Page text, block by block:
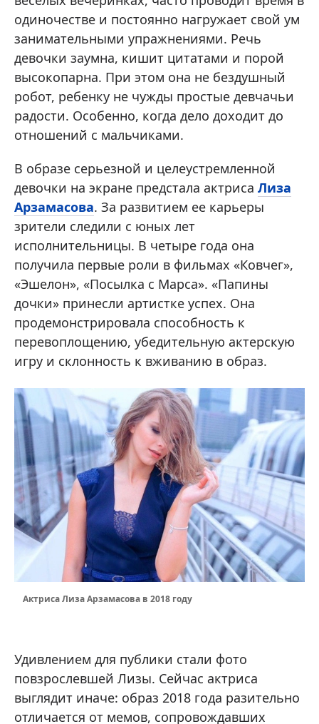
одиночестве и постоянно нагружает свой ум
занимательными упражнениями. Речь
девочки заумна, кишит цитатами и порой
высокопарна. При этом она не бездушный
робот, ребенку не чужды простые девчачьи
радости. Особенно, когда дело доходит до
отношений с мальчиками.
В образе серьезной и целеустремленной
девочки на экране предстала актриса Лиза
Арзамасова. За развитием ее карьеры
зрители следили с юных лет
исполнительницы. В четыре года она
получила первые роли в фильмах «Ковчег»,
«Эшелон», «Посылка с Марса». «Папины
дочки» принесли артистке успех. Она
продемонстрировала способность к
перевоплощению, убедительную актерскую
игру и склонность к вживанию в образ.
Актриса Лиза Арзамасова в 2018 году
Удивлением для публики стали фото
повзрослевшей Лизы. Сейчас актриса
выглядит иначе: образ 2018 года разительно
отличается от мемов, сопровождавших